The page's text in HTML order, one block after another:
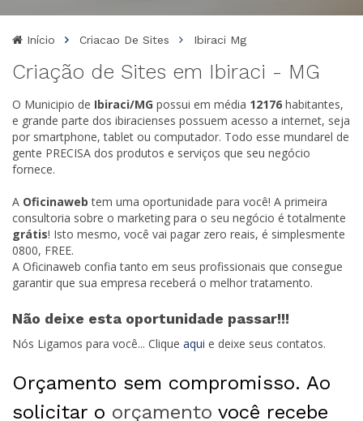
Início Criacao De Sites Ibiraci Mg
Criação de Sites em Ibiraci - MG
O Municipio de Ibiraci/MG possui em média 12176 habitantes,
e grande parte dos ibiracienses possuem acesso a internet, seja
por smartphone, tablet ou computador. Todo esse mundarel de
gente PRECISA dos produtos e serviços que seu negócio
fornece.
A Oficinaweb tem uma oportunidade para você! A primeira
consultoria sobre o marketing para o seu negócio é totalmente
grátis! Isto mesmo, você vai pagar zero reais, é simplesmente
0800, FREE.
A Oficinaweb confia tanto em seus profissionais que consegue
garantir que sua empresa receberá o melhor tratamento.
Não deixe esta oportunidade passar!!!
Nós Ligamos para você... Clique aqui e deixe seus contatos.
Orçamento sem compromisso. Ao
solicitar o orçamento você recebe